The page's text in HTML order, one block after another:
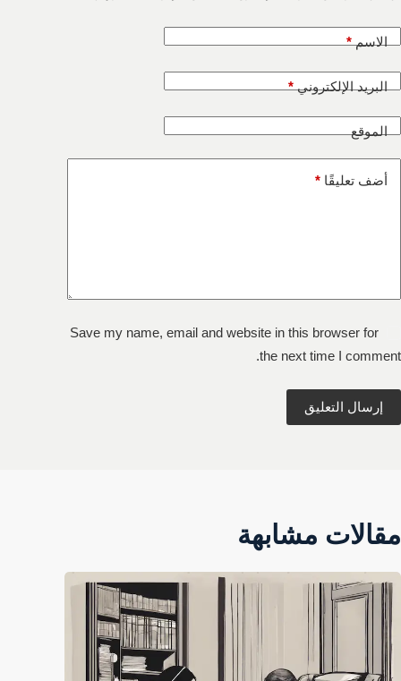
الاسم*
البريد الإلكتروني*
الموقع
أضف تعليقًا *
Save my name, email and website in this browser for
the next time I comment.
إرسال التعليق
مقالات مشابهة